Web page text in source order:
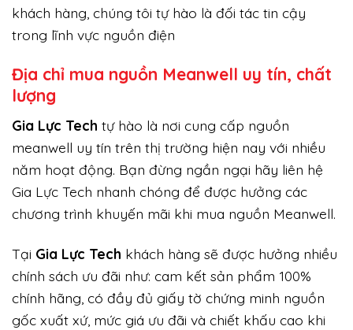
khách hàng, chúng tôi tự hào là đối tác tin cậy
trong lĩnh vực nguồn điện
Địa chỉ mua nguồn Meanwell uy tín, chất
lượng
Gia Lực Tech tự hào là nơi cung cấp nguồn
meanwell uy tín trên thị trường hiện nay với nhiều
năm hoạt động. Bạn đừng ngần ngại hãy liên hệ
Gia Lực Tech nhanh chóng để được hưởng các
chương trình khuyến mãi khi mua nguồn Meanwell.
Tại Gia Lực Tech khách hàng sẽ được hưởng nhiều
chính sách ưu đãi như: cam kết sản phẩm 100%
chính hãng, có đầy đủ giấy tờ chứng minh nguồn
gốc xuất xứ, mức giá ưu đãi và chiết khấu cao khi